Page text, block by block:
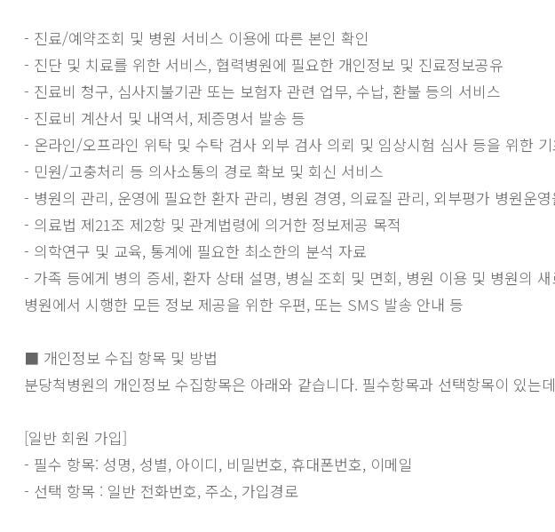
- 진료/예약조회 및 병원 서비스 이용에 따른 본인 확인
- 진단 및 치료를 위한 서비스, 협력병원에 필요한 개인정보 및 진료정보공유
- 진료비 청구, 심사지불기관 또는 보험자 관련 업무, 수납, 환불 등의 서비스
- 진료비 계산서 및 내역서, 제증명서 발송 등
- 온라인/오프라인 위탁 및 수탁 검사 외부 검사 의뢰 및 임상시험 심사 등을 위한
- 민원/고충처리 등 의사소통의 경로 확보 및 회신 서비스
- 병원의 관리, 운영에 필요한 환자 관리, 병원 경영, 의료질 관리, 외부평가 병원운
- 의료법 제21조 제2항 및 관계법령에 의거한 정보제공 목적
- 의학연구 및 교육, 통계에 필요한 최소한의 분석 자료
- 가족 등에게 병의 증세, 환자 상태 설명, 병실 조회 및 면회, 병원 이용 및 병원의
병원에서 시행한 모든 정보 제공을 위한 우편, 또는 SMS 발송 안내 등
■ 개인정보 수집 항목 및 방법
분당척병원의 개인정보 수집항목은 아래와 같습니다. 필수항목과 선택항목이 있
[일반 회원 가입]
- 필수 항목: 성명, 성별, 아이디, 비밀번호, 휴대폰번호, 이메일
- 선택 항목 : 일반 전화번호, 주소, 가입경로